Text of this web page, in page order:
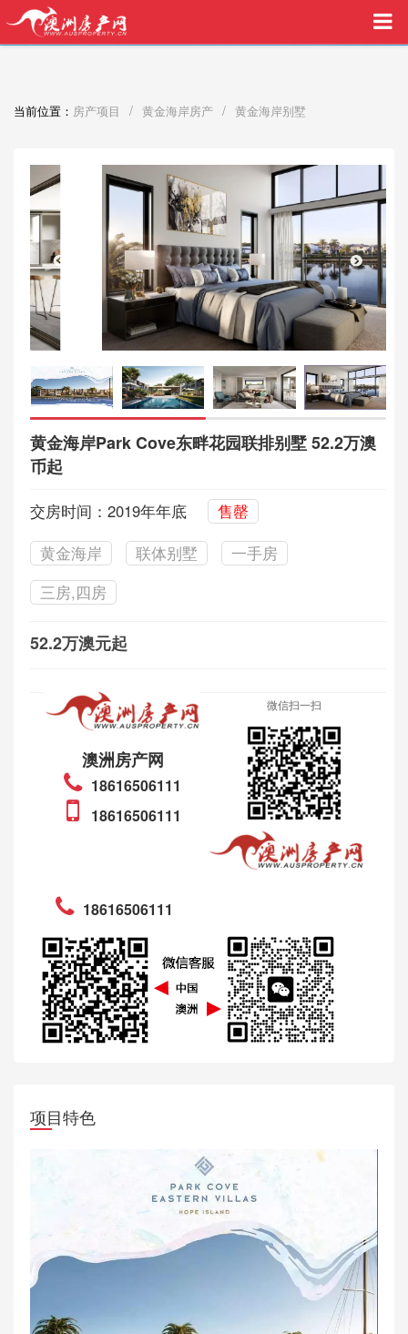
买家中介VIP服务，助您安心购房
当前位置： 房产项目 / 黄金海岸房产 / 黄金海岸别墅
黄金海岸Park Cove东畔花园联排别墅 52.2万澳
币起
交房时间：2019年年底
售罄
黄金海岸
联体别墅
一手房
三房,四房
52.2万澳元起
澳洲房产网
18616506111
18616506111
微信扫一扫
18616506111
项目特色